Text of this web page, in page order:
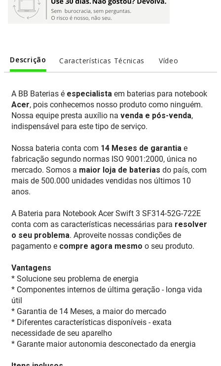
Descrição Características Técnicas Vídeo
A BB Baterias é especialista em baterias para notebook
Acer, pois conhecemos nosso produto como ninguém.
Nossa equipe presta auxílio na venda e pós-venda,
indispensável para este tipo de serviço.
Nossa bateria conta com 14 Meses de garantia e
fabricação segundo normas ISO 9001:2000, única no
mercado. Somos a maior loja de baterias do país, com
mais de 500.000 unidades vendidas nos últimos 10
anos.
A Bateria para Notebook Acer Swift 3 SF314-52G-722E
conta com as características necessárias para resolver
o seu problema. Aproveite nossas condições de
pagamento e compre agora mesmo o seu produto.
Vantagens
* Solucione seu problema de energia
* Componentes internos de última geração - longa vida
útil
* Garantia de 14 Meses, a maior do mercado
* Diferentes características disponíveis - exata
necessidade de seu aparelho
* Garante maior autonomia desconectado da energia